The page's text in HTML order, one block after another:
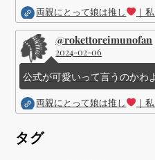
両親にとって娘は推し ｜
@rokettoreimunofan
2024-02-06
公式が可愛いって言うのかわ
両親にとって娘は推し ｜
タグ